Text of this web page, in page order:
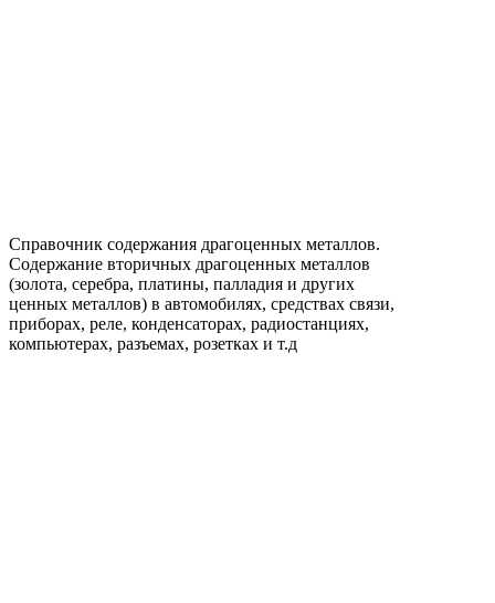
Справочник содержания драгоценных металлов.
Содержание вторичных драгоценных металлов
(золота, серебра, платины, палладия и других
ценных металлов) в автомобилях, средствах связи,
приборах, реле, конденсаторах, радиостанциях,
компьютерах, разъемах, розетках и т.д